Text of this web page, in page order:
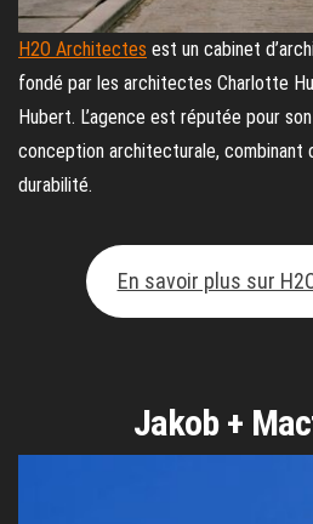
H2O Architectes est un cabinet
fondé par les architectes Charlotte
Hubert. L’agence est réputée pour
conception architecturale,
durabilité.
En savoir plus sur
Jakob +